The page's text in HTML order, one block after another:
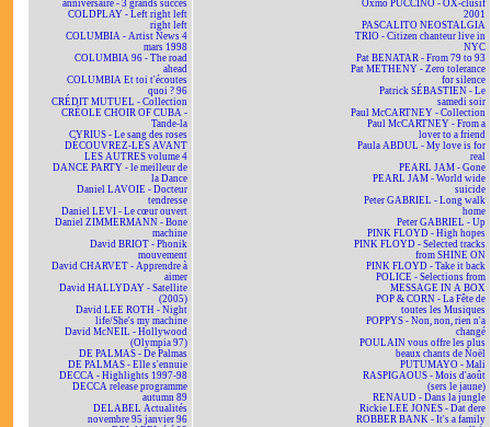
anniversaire - 3 grands succès
COLDPLAY - Left right left
right left
COLUMBIA - Artist News 4
mars 1998
COLUMBIA 96 - The road
ahead
COLUMBIA Et toi t'écoutes
quoi ? 96
CRÉDIT MUTUEL - Collection
CRÉOLE CHOIR OF CUBA -
Tande-la
CYRIUS - Le sang des roses
DÉCOUVREZ-LES AVANT
LES AUTRES volume 4
DANCE PARTY - le meilleur de
la Dance
Daniel LAVOIE - Docteur
tendresse
Daniel LEVI - Le cœur ouvert
Daniel ZIMMERMANN - Bone
machine
David BRIOT - Phonik
mouvement
David CHARVET - Apprendre à
aimer
David HALLYDAY - Satellite
(2005)
David LEE ROTH - Night
life/She's my machine
David McNEIL - Hollywood
(Olympia 97)
DE PALMAS - De Palmas
DE PALMAS - Elle s'ennuie
DECCA - Highlights 1997-98
DECCA release programme
autumn 89
DELABEL Actualités
novembre 95 janvier 96
Oxmo PUCCINO - OX-clusif
2001
PASCALITO NEOSTALGIA
TRIO - Citizen chanteur live in
NYC
Pat BENATAR - From 79 to 93
Pat METHENY - Zero tolerance
for silence
Patrick SÉBASTIEN - Le
samedi soir
Paul McCARTNEY - Collection
Paul McCARTNEY - From a
lover to a friend
Paula ABDUL - My love is for
real
PEARL JAM - Gone
PEARL JAM - World wide
suicide
Peter GABRIEL - Long walk
home
Peter GABRIEL - Up
PINK FLOYD - High hopes
PINK FLOYD - Selected tracks
from SHINE ON
PINK FLOYD - Take it back
POLICE - Selections from
MESSAGE IN A BOX
POP & CORN - La Fête de
toutes les Musiques
POPPYS - Non, non, rien n'a
changé
POULAIN vous offre les plus
beaux chants de Noël
PUTUMAYO - Mali
RASPIGAOUS - Mois d'août
(sers le jaune)
RENAUD - Dans la jungle
Rickie LEE JONES - Dat dere
ROBBER BANK - It's a family